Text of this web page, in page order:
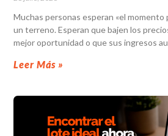
Muchas personas esperan «el
un terreno. Esperan que bajen los
mejor oportunidad o que sus ingresos
Leer Más »